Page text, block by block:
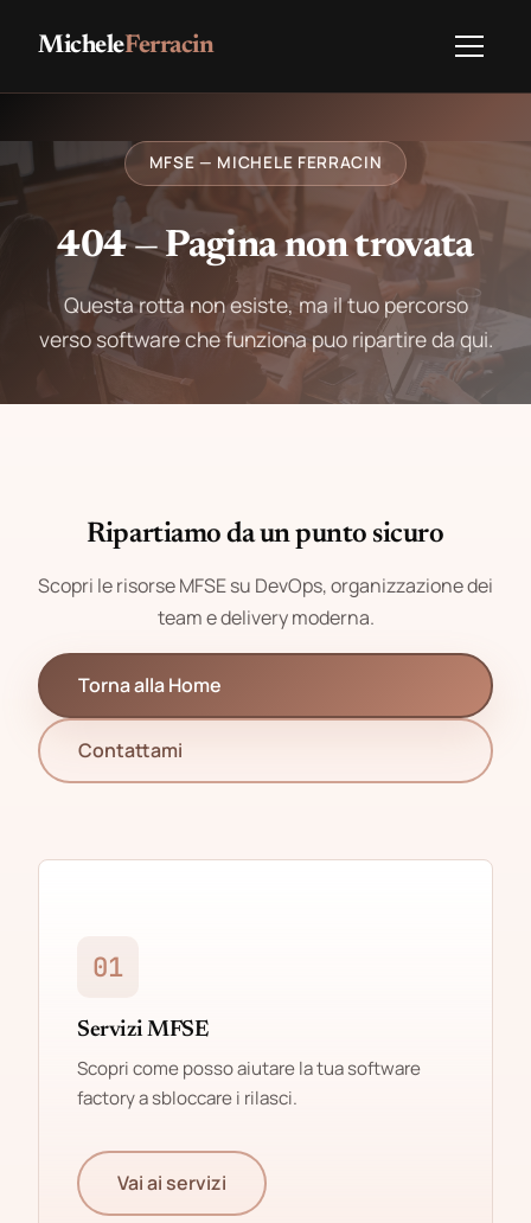
MicheleFerracin
MFSE — MICHELE FERRACIN
404 — Pagina non trovata
Questa rotta non esiste, ma il tuo percorso
verso software che funziona puo ripartire da qui.
Ripartiamo da un punto sicuro
Scopri le risorse MFSE su DevOps, organizzazione dei
team e delivery moderna.
Torna alla Home
Contattami
01
Servizi MFSE
Scopri come posso aiutare la tua software
factory a sbloccare i rilasci.
Vai ai servizi